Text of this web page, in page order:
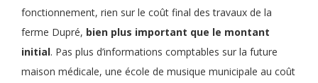
fonctionnement, rien sur le coût final des travaux de la
ferme Dupré, bien plus important que le montant
initial. Pas plus d’informations comptables sur la future
maison médicale, une école de musique municipale au coût